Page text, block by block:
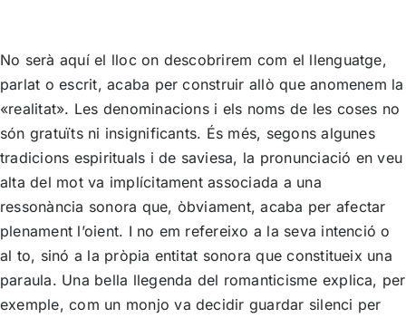
No serà aquí el lloc on descobrirem com el llenguatge,
parlat o escrit, acaba per construir allò que anomenem la
«realitat». Les denominacions i els noms de les coses no
són gratuïts ni insignificants. És més, segons algunes
tradicions espirituals i de saviesa, la pronunciació en veu
alta del mot va implícitament associada a una
ressonància sonora que, òbviament, acaba per afectar
plenament l’oient. I no em refereixo a la seva intenció o
al to, sinó a la pròpia entitat sonora que constitueix una
paraula. Una bella llegenda del romanticisme explica, per
exemple, com un monjo va decidir guardar silenci per